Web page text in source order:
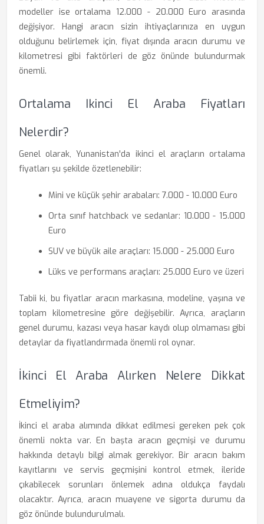
modeller ise ortalama 12.000 - 20.000 Euro arasında
değişiyor. Hangi aracın sizin ihtiyaçlarınıza en uygun
olduğunu belirlemek için, fiyat dışında aracın durumu ve
kilometresi gibi faktörleri de göz önünde bulundurmak
önemli.
Ortalama Ikinci El Araba Fiyatları
Nelerdir?
Genel olarak, Yunanistan'da ikinci el araçların ortalama
fiyatları şu şekilde özetlenebilir:
Mini ve küçük şehir arabaları: 7.000 - 10.000 Euro
Orta sınıf hatchback ve sedanlar: 10.000 - 15.000
Euro
SUV ve büyük aile araçları: 15.000 - 25.000 Euro
Lüks ve performans araçları: 25.000 Euro ve üzeri
Tabii ki, bu fiyatlar aracın markasına, modeline, yaşına ve
toplam kilometresine göre değişebilir. Ayrıca, araçların
genel durumu, kazası veya hasar kaydı olup olmaması gibi
detaylar da fiyatlandırmada önemli rol oynar.
İkinci El Araba Alırken Nelere Dikkat
Etmeliyim?
İkinci el araba alımında dikkat edilmesi gereken pek çok
önemli nokta var. En başta aracın geçmişi ve durumu
hakkında detaylı bilgi almak gerekiyor. Bir aracın bakım
kayıtlarını ve servis geçmişini kontrol etmek, ileride
çıkabilecek sorunları önlemek adına oldukça faydalı
olacaktır. Ayrıca, aracın muayene ve sigorta durumu da
göz önünde bulundurulmalı.